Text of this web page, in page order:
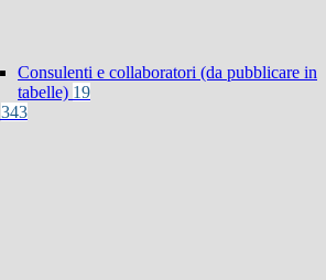
Consulenti e collaboratori (da pubblicare in
tabelle) 19
343